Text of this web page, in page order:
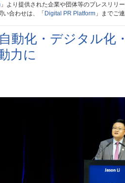
」より提供された企業や団体等のプレスリリ
い合わせは、「Digital PR Platform 」までご
動化・デジタル化
力に